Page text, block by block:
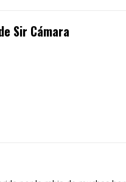
Sir Cámara